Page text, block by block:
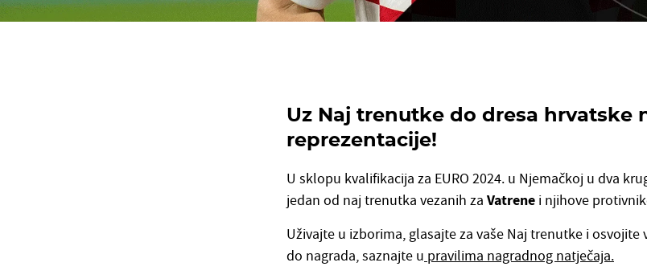
Uz Naj trenutke do dresa hrvatske
reprezentacije!
U sklopu kvalifikacija za EURO 2024. u Njemačkoj u dva
jedan od naj trenutka vezanih za Vatrene i njihove
Uživajte u izborima, glasajte za vaše Naj trenutke i osvojite
do nagrada, saznajte u pravilima nagradnog natječaja.